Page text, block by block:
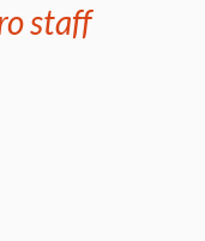
staff